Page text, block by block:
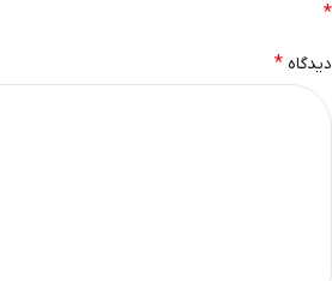
*
دیدگاه *